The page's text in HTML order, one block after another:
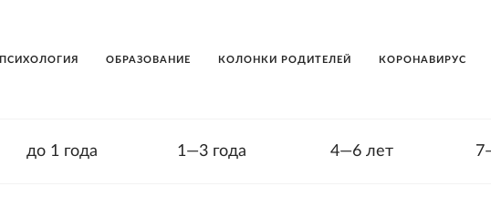
ПСИХОЛОГИЯ ОБРАЗОВАНИЕ КОЛОНКИ РОДИТЕЛЕЙ КОРОНАВИРУС
до 1 года 1—3 года 4—6 лет